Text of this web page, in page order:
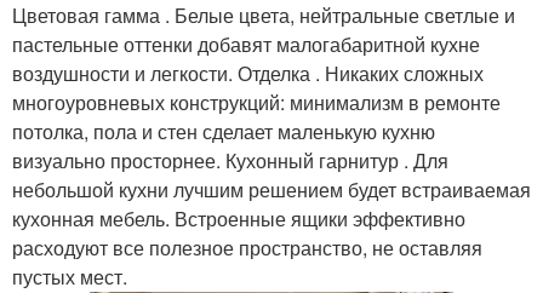
Цветовая гамма . Белые цвета, нейтральные светлые и
пастельные оттенки добавят малогабаритной кухне
воздушности и легкости. Отделка . Никаких сложных
многоуровневых конструкций: минимализм в ремонте
потолка, пола и стен сделает маленькую кухню
визуально просторнее. Кухонный гарнитур . Для
небольшой кухни лучшим решением будет встраиваемая
кухонная мебель. Встроенные ящики эффективно
расходуют все полезное пространство, не оставляя
пустых мест.